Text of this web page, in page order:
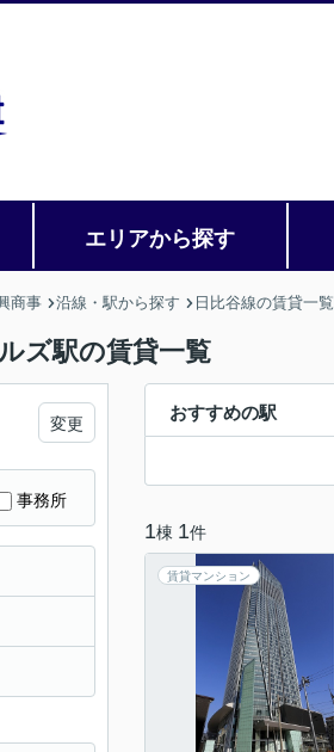
エリアから探す
商事 沿線・駅から探す 日比谷線の賃貸一覧
ズ駅の賃貸一覧
おすすめの駅
1棟 1件
賃貸マンション
変更
事務所